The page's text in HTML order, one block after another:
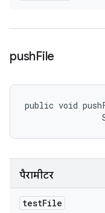
pushFile
public void
पैरामीटर
testFile